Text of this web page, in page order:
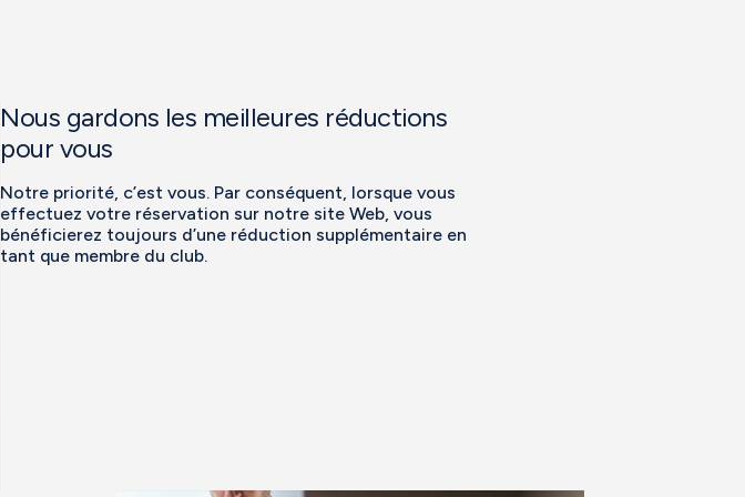
Nous gardons les meilleures réductions
pour vous
Notre priorité, c’est vous. Par conséquent, lorsque vous
effectuez votre réservation sur notre site Web, vous
bénéficierez toujours d’une réduction supplémentaire en
tant que membre du club.